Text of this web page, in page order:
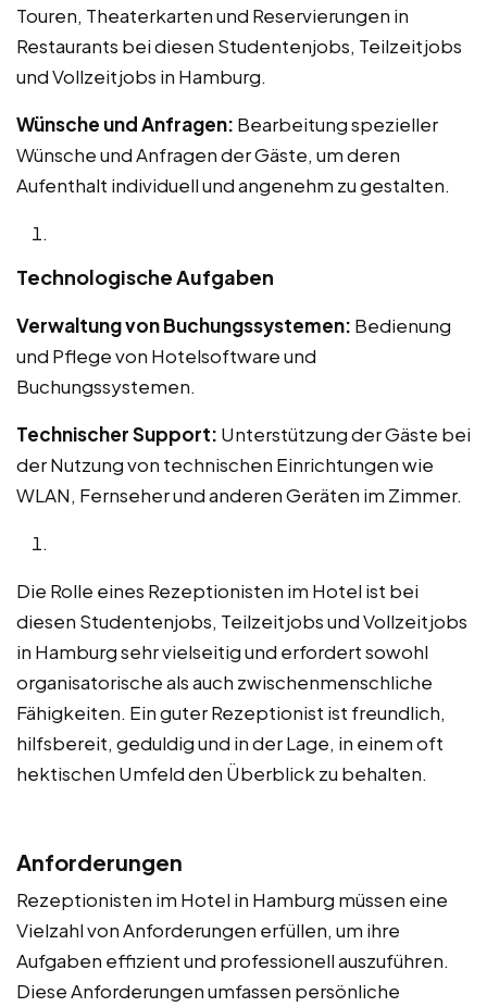
Touren, Theaterkarten und Reservierungen in
Restaurants bei diesen Studentenjobs, Teilzeitjobs
und Vollzeitjobs in Hamburg.
Wünsche und Anfragen: Bearbeitung spezieller
Wünsche und Anfragen der Gäste, um deren
Aufenthalt individuell und angenehm zu gestalten.
Technologische Aufgaben
Verwaltung von Buchungssystemen: Bedienung
und Pflege von Hotelsoftware und
Buchungssystemen.
Technischer Support: Unterstützung der Gäste bei
der Nutzung von technischen Einrichtungen wie
WLAN, Fernseher und anderen Geräten im Zimmer.
Die Rolle eines Rezeptionisten im Hotel ist bei
diesen Studentenjobs, Teilzeitjobs und Vollzeitjobs
in Hamburg sehr vielseitig und erfordert sowohl
organisatorische als auch zwischenmenschliche
Fähigkeiten. Ein guter Rezeptionist ist freundlich,
hilfsbereit, geduldig und in der Lage, in einem oft
hektischen Umfeld den Überblick zu behalten.
Anforderungen
Rezeptionisten im Hotel in Hamburg müssen eine
Vielzahl von Anforderungen erfüllen, um ihre
Aufgaben effizient und professionell auszuführen.
Diese Anforderungen umfassen persönliche